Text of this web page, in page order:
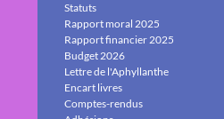
Statuts
Rapport moral 2025
Rapport financier 2025
Budget 2026
Lettre de l'Aphyllanthe
Encart livres
Comptes-rendus